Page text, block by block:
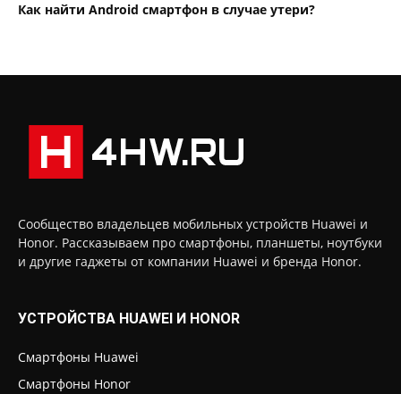
Как найти Android смартфон в случае утери?
Сообщество владельцев мобильных устройств Huawei и
Honor. Рассказываем про смартфоны, планшеты, ноутбуки
и другие гаджеты от компании Huawei и бренда Honor.
УСТРОЙСТВА HUAWEI И HONOR
Смартфоны Huawei
Смартфоны Honor